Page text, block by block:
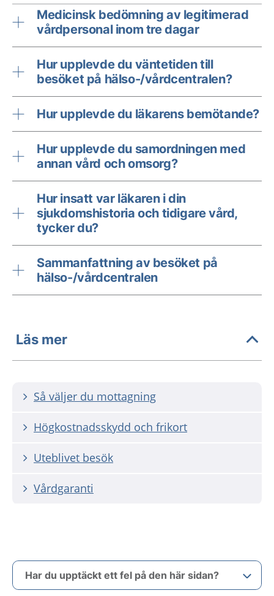
Medicinsk bedömning av legitimerad
vårdpersonal inom tre dagar
Hur upplevde du väntetiden till
besöket på hälso-/vårdcentralen?
Hur upplevde du läkarens bemötande?
Hur upplevde du samordningen med
annan vård och omsorg?
Hur insatt var läkaren i din
sjukdomshistoria och tidigare vård,
tycker du?
Sammanfattning av besöket på
hälso-/vårdcentralen
Läs mer
Så väljer du mottagning
Högkostnadsskydd och frikort
Uteblivet besök
Vårdgaranti
Har du upptäckt ett fel på den här sidan?